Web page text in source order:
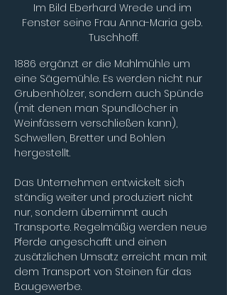
Im Bild Eberhard Wrede und im
Fenster seine Frau Anna-Maria geb.
Tuschhoff.
1886 ergänzt er die Mahlmühle um
eine Sägemühle. Es werden nicht nur
Grubenhölzer, sondern auch Spünde
(mit denen man Spundlöcher in
Weinfässern verschließen kann),
Schwellen, Bretter und Bohlen
hergestellt.
Das Unternehmen entwickelt sich
ständig weiter und produziert nicht
nur, sondern übernimmt auch
Transporte. Regelmäßig werden neue
Pferde angeschafft und einen
zusätzlichen Umsatz erreicht man mit
dem Transport von Steinen für das
Baugewerbe.